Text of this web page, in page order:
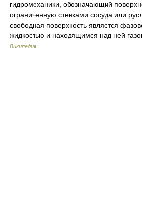
гидромеханики, обозначающий
ограниченную стенками сосуда или
свободная поверхность является
жидкостью и находящимся над ней
Википедия